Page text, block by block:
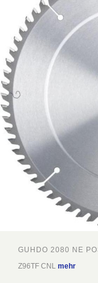
GUHDO 2080 NE
Z96TF CNL mehr